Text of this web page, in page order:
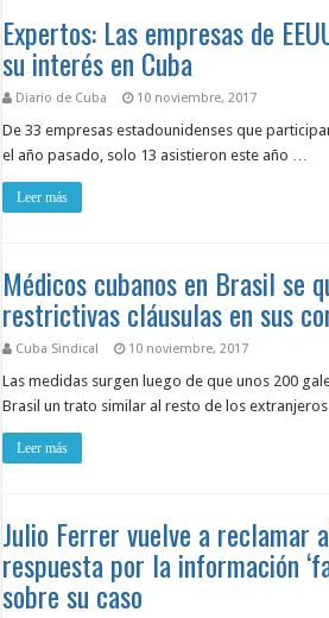
Expertos: Las empresas de
su interés en Cuba
Diario de Cuba 10 noviembre, 2017
De 33 empresas estadounidenses que
el año pasado, solo 13 asistieron este año …
Leer más
Médicos cubanos en Brasil se
restrictivas cláusulas en sus
Cuba Sindical 10 noviembre, 2017
Las medidas surgen luego de que unos 200
Brasil un trato similar al resto de los
Leer más
Julio Ferrer vuelve a reclamar
respuesta por la información
sobre su caso